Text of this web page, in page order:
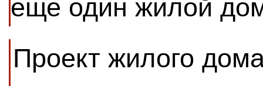
еще один жилой
Проект жилого